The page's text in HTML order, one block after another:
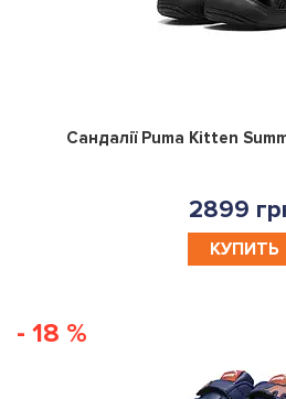
Сандалії Puma Kitten
2899
КУПИТЬ
- 18 %